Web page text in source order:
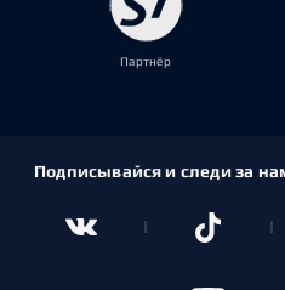
Партнёр
Подписывайся и следи за